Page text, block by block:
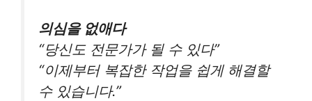
의심을 없애다
“당신도 전문가가 될 수 있다”
“이제부터 복잡한 작업을 쉽게 해결할
수 있습니다.”